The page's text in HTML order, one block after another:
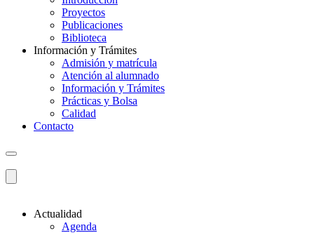
Proyectos
Publicaciones
Biblioteca
Información y Trámites
Admisión y matrícula
Atención al alumnado
Información y Trámites
Prácticas y Bolsa
Calidad
Contacto
Actualidad
Agenda